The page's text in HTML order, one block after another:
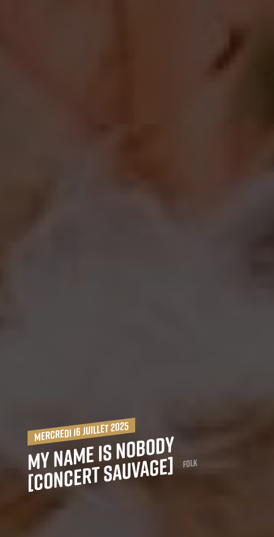
mercredi 16 juillet 2025
My
Na
me is
Nobody
[co
ncert sauvage] Folk